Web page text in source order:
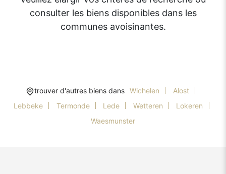
consulter les biens disponibles dans les
communes avoisinantes.
trouver d'autres biens dans Wichelen
Alost
Lebbeke
Termonde Lede Wetteren
Lokeren
Waesmunster